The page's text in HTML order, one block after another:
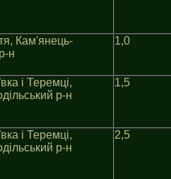
Кам'янець-
н
1,0
i Теремцi,
р-н
1,5
i Теремцi,
р-н
2,5